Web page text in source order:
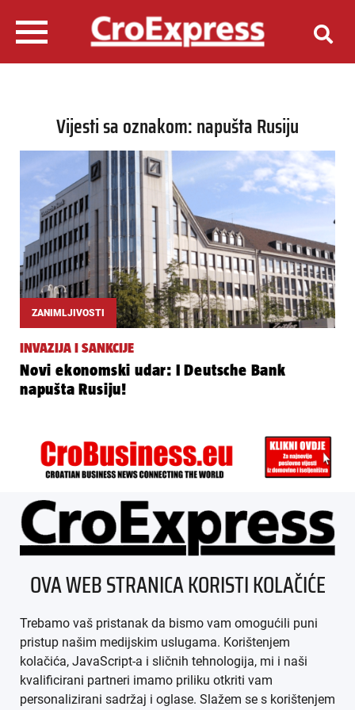
Vijesti sa oznakom: napušta Rusiju
ZANIMLJIVOSTI
INVAZIJA I SANKCIJE
Novi ekonomski udar: I Deutsche Bank
napušta Rusiju!
ÜBER UNS
IMPRESSUM
AGB
DATENSCHUTZ
OVA WEB STRANICA KORISTI KOLAČIĆE
Trebamo vaš pristanak da bismo vam omogućili puni
pristup našim medijskim uslugama. Korištenjem
kolačića, JavaScript-a i sličnih tehnologija, mi i naši
kvalificirani partneri imamo priliku otkriti vam
personalizirani sadržaj i oglase. Slažem se s korištenjem